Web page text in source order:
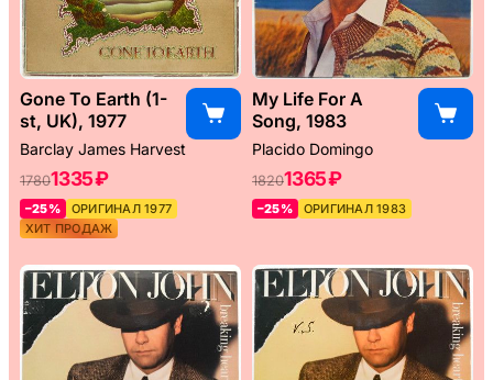
Gone To Earth (1-
st, UK), 1977
Barclay James Harvest
17801335 ₽
–25%
ОРИГИНАЛ 1977
ХИТ ПРОДАЖ
My Life For A
Song, 1983
Placido Domingo
18201365 ₽
–25% ОРИГИНАЛ 1983